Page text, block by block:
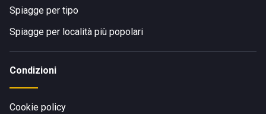
Spiagge per tipo
Spiagge per località più popolari
Condizioni
Cookie policy